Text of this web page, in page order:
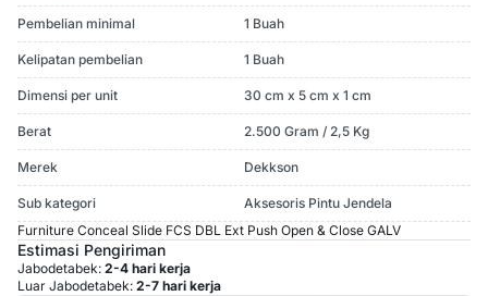
Pembelian minimal 1 Buah
Kelipatan pembelian 1 Buah
Dimensi per unit 30 cm x 5 cm x 1 cm
Berat 2.500 Gram / 2,5 Kg
Merek Dekkson
Sub kategori
Aksesoris Pintu Jendela
Furniture Conceal Slide FCS DBL Ext Push Open & Close GALV
Estimasi Pengiriman
Jabodetabek: 2-4 hari kerja
Luar Jabodetabek: 2-7 hari kerja